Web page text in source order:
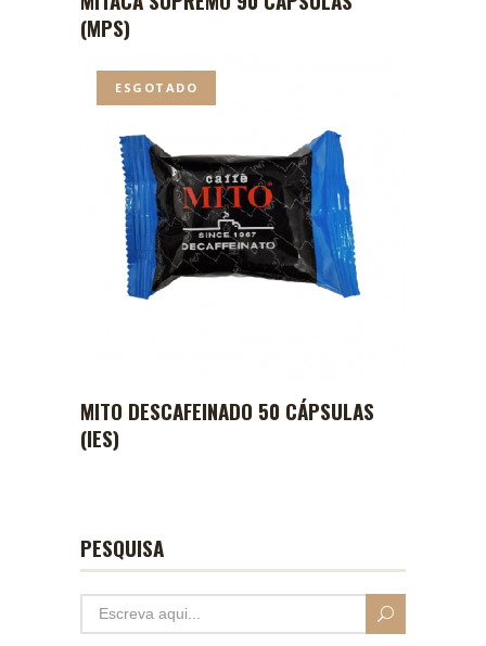
(MPS)
ESGOTADO
MITO DESCAFEINADO 50 CÁPSULAS
(IES)
PESQUISA